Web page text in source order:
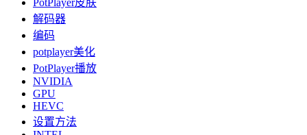
PotPlayer皮肤
解码器
编码
potplayer美化
PotPlayer播放
NVIDIA
GPU
HEVC
设置方法